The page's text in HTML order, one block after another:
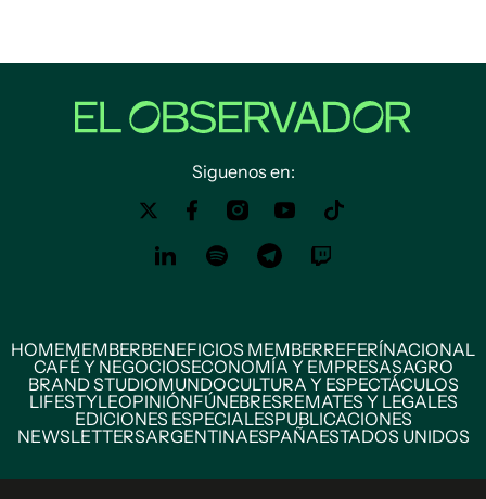
Siguenos en:
HOMEMEMBERBENEFICIOS MEMBERREFERÍNACIONAL
CAFÉ Y NEGOCIOSECONOMÍA Y EMPRESASAGRO
BRAND STUDIOMUNDOCULTURA Y ESPECTÁCULOS
LIFESTYLEOPINIÓNFÚNEBRESREMATES Y LEGALES
EDICIONES ESPECIALESPUBLICACIONES
NEWSLETTERSARGENTINAESPAÑAESTADOS UNIDOS